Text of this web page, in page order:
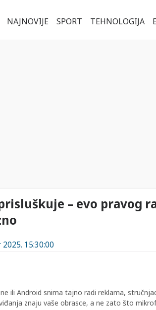
NAJNOVIJE SPORT TEHNOLOGIJA
– evo pravog
15:30:00
ili Android snima tajno radi reklama,
znaju vaše obrasce, a ne zato što